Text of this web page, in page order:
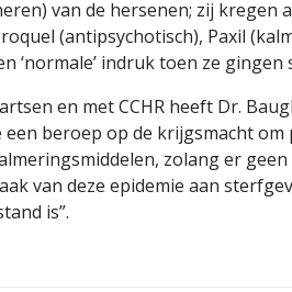
van de hersenen; zij kregen
(antipsychotisch), Paxil
‘normale’ indruk toen ze gingen
en met CCHR heeft Dr.
een beroep op de krijgsmacht
zolang er
van deze epidemie aan
is”.